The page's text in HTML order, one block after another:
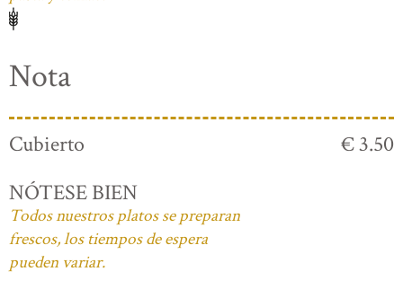
Nota
Cubierto
€ 3.50
NÓTESE BIEN
Todos nuestros platos se preparan
frescos, los tiempos de espera
pueden variar.